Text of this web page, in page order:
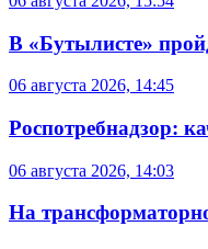
В «Бутылисте»
06 августа 2026, 14:45
Роспотребнадзор:
06 августа 2026, 14:03
На